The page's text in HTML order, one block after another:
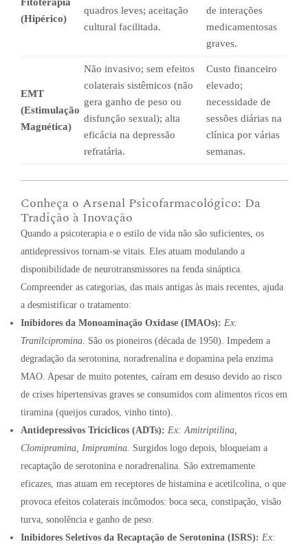
(Hipérico)
quadros leves; aceitação
cultural facilitada.
de interações
medicamentosas
graves.
EMT
(Estimulação
Magnética)
Não invasivo; sem efeitos
colaterais sistêmicos (não
gera ganho de peso ou
disfunção sexual); alta
eficácia na depressão
refratária.
Custo financeiro
elevado;
necessidade de
sessões diárias na
clínica por várias
semanas.
Conheça o Arsenal Psicofarmacológico: Da
Tradição à Inovação
Quando a psicoterapia e o estilo de vida não são suficientes, os
antidepressivos tornam-se vitais. Eles atuam modulando a
disponibilidade de neurotransmissores na fenda sináptica.
Compreender as categorias, das mais antigas às mais recentes, ajuda
a desmistificar o tratamento:
Inibidores da Monoaminação Oxidase (IMAOs): Ex:
Tranilcipromina. São os pioneiros (década de 1950). Impedem a
degradação da serotonina, noradrenalina e dopamina pela enzima
MAO. Apesar de muito potentes, caíram em desuso devido ao risco
de crises hipertensivas graves se consumidos com alimentos ricos em
tiramina (queijos curados, vinho tinto).
Antidepressivos Tricíclicos (ADTs): Ex: Amitriptilina,
Clomipramina, Imipramina. Surgidos logo depois, bloqueiam a
recaptação de serotonina e noradrenalina. São extremamente
eficazes, mas atuam em receptores de histamina e acetilcolina, o que
provoca efeitos colaterais incômodos: boca seca, constipação, visão
turva, sonolência e ganho de peso.
Inibidores Seletivos da Recaptação de Serotonina (ISRS): Ex: